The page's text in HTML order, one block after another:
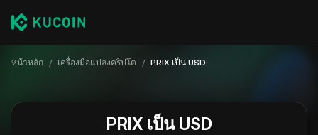
หน้าหลัก / เครื่องมือแปลงคริปโต / PRIX เป็น USD
PRIX เป็น USD